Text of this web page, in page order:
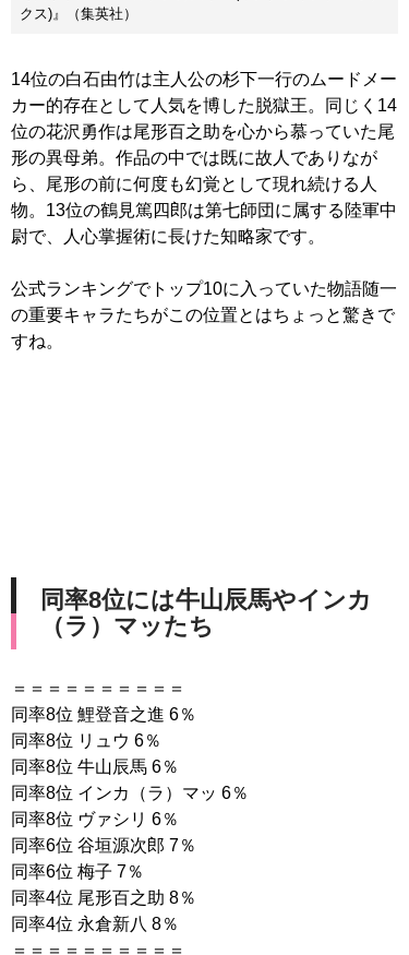
クス)』（集英社）
14位の白石由竹は主人公の杉下一行のムードメー
カー的存在として人気を博した脱獄王。同じく14
位の花沢勇作は尾形百之助を心から慕っていた尾
形の異母弟。作品の中では既に故人でありなが
ら、尾形の前に何度も幻覚として現れ続ける人
物。13位の鶴見篤四郎は第七師団に属する陸軍中
尉で、人心掌握術に長けた知略家です。
公式ランキングでトップ10に入っていた物語随一
の重要キャラたちがこの位置とはちょっと驚きで
すね。
同率8位には牛山辰馬やインカ
（ラ）マッたち
＝＝＝＝＝＝＝＝＝＝
同率8位 鯉登音之進 6％
同率8位 リュウ 6％
同率8位 牛山辰馬 6％
同率8位 インカ（ラ）マッ 6％
同率8位 ヴァシリ 6％
同率6位 谷垣源次郎 7％
同率6位 梅子 7％
同率4位 尾形百之助 8％
同率4位 永倉新八 8％